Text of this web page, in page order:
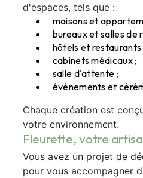
d'espaces, tels que :
maisons et
bureaux et salles de
hôtels et restaurants
cabinets médicaux ;
salle d'attente ;
événements et
Chaque création est
votre environnement.
Fleurette, votre
Vous avez un projet de
pour vous accompagner